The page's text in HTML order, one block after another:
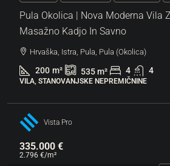
Pula Okolica | Nova Moderna Vila
Masažno Kadjo In Savno
Hrvaška, Istra, Pula, Pula (Okolica)
200 m² 535m² 4 4
VILA, STANOVANJSKE NEPREMIČNINE
Vista Pro
335.000 €
2.796 €/m²